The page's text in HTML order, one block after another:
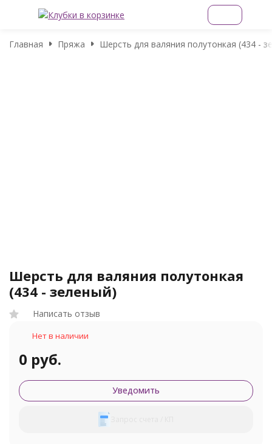
Главная Пряжа Шерсть для валяния полутонкая (434 -
Шерсть для валяния полутонкая
(434 - зеленый)
Написать отзыв
Нет в наличии
0 руб.
Уведомить